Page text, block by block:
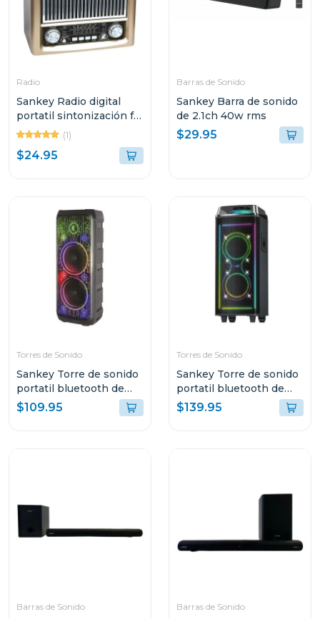
Radio
Sankey Radio digital
portatil sintonización fm
bluetooth dorado
(1)
$24.95
Barras de Sonido
Sankey Barra de sonido
de 2.1ch 40w rms
$29.95
Torres de Sonido
Sankey Torre de sonido
portatil bluetooth de
50w rms 10dcc54t
$109.95
Torres de Sonido
Sankey Torre de sonido
portatil bluetooth de
60w rms pa8dcn
$139.95
Barras de Sonido Barras de Sonido